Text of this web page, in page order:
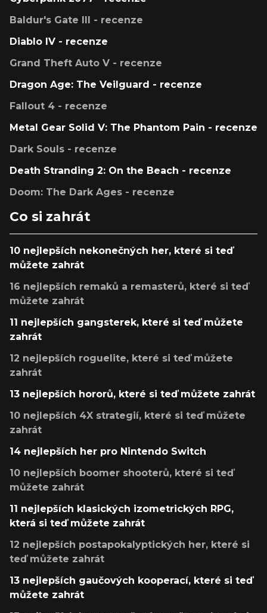
Baldur's Gate III - recenze
Diablo IV - recenze
Grand Theft Auto V - recenze
Dragon Age: The Veilguard - recenze
Fallout 4 - recenze
Metal Gear Solid V: The Phantom Pain - recenze
Dark Souls - recenze
Death Stranding 2: On the Beach - recenze
Doom: The Dark Ages - recenze
Co si zahrát
10 nejlepších nekonečných her, které si teď
můžete zahrát
16 nejlepších remaků a remasterů, které si teď
můžete zahrát
11 nejlepších gangsterek, které si teď můžete
zahrát
12 nejlepších roguelite, které si teď můžete
zahrát
13 nejlepších hororů, které si teď můžete zahrát
10 nejlepších 4X strategií, které si teď můžete
zahrát
14 nejlepších her pro Nintendo Switch
10 nejlepších boomer shooterů, které si teď
můžete zahrát
11 nejlepších klasických izometrických RPG,
která si teď můžete zahrát
12 nejlepších postapokalyptických her, které si
teď můžete zahrát
13 nejlepších gaučových kooperací, které si teď
můžete zahrát